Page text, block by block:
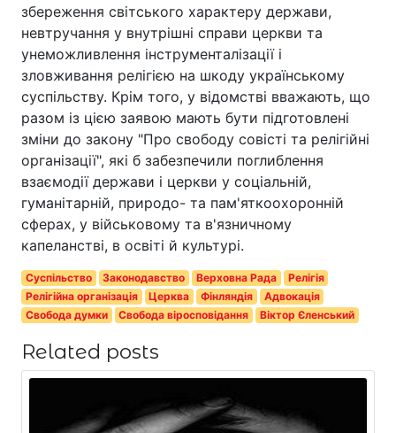
збереження світського характеру держави,
невтручання у внутрішні справи церкви та
унеможливлення інструменталізації і
зловживання релігією на шкоду українському
суспільству. Крім того, у відомстві вважають, що
разом із цією заявою мають бути підготовлені
зміни до закону "Про свободу совісті та релігійні
організації", які б забезпечили поглиблення
взаємодії держави і церкви у соціальній,
гуманітарній, природо- та пам'яткоохоронній
сферах, у військовому та в'язничному
капеланстві, в освіті й культурі.
Суспільство Законодавство Верховна Рада
Релігія
Релігійна організація
Церква Фінляндія
Адвокація
Свобода думки
Свобода віросповідання Віктор Єленський
Related posts